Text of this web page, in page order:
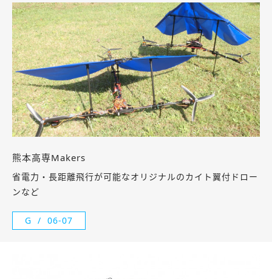
熊本高専Makers
省電力・長距離飛行が可能なオリジナルのカイト翼付ドロー
ンなど
G 06-07